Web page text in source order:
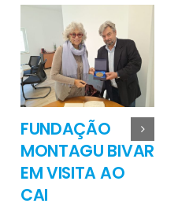
FUNDAÇÃO
MONTAGU BIVAR
EM VISITA AO
CAI